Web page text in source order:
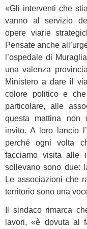
«Gli interventi che
vanno al servizio
opere viarie
Pensate anche
l’ospedale di
una valenza
Ministero a dare il
colore politico e
particolare, alle
questa mattina non
invito. A loro lancio
perché ogni volta
facciamo visita alle
sollevano sono due:
Le associazioni che
territorio sono una
Il sindaco rimarca
lavori, «è dovuta al